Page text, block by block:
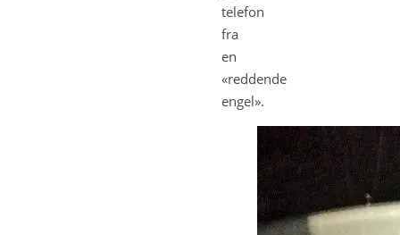
telefon
fra
en
«reddende
engel».